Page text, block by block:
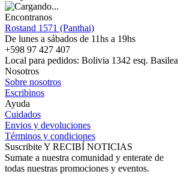
Encontranos
Rostand 1571 (Panthai)
De lunes a sábados de 11hs a 19hs
+598 97 427 407
Local para pedidos: Bolivia 1342 esq. Basilea
Nosotros
Sobre nosotros
Escribinos
Ayuda
Cuidados
Envios y devoluciones
Términos y condiciones
Suscribite Y RECIBÍ NOTICIAS
Sumate a nuestra comunidad y enterate de
todas nuestras promociones y eventos.